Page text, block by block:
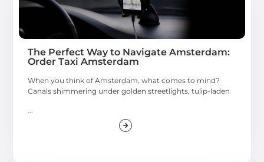
The Perfect Way to Navigate Amsterdam:
Order Taxi Amsterdam
When you think of Amsterdam, what comes to mind?
Canals shimmering under golden streetlights, tulip-laden